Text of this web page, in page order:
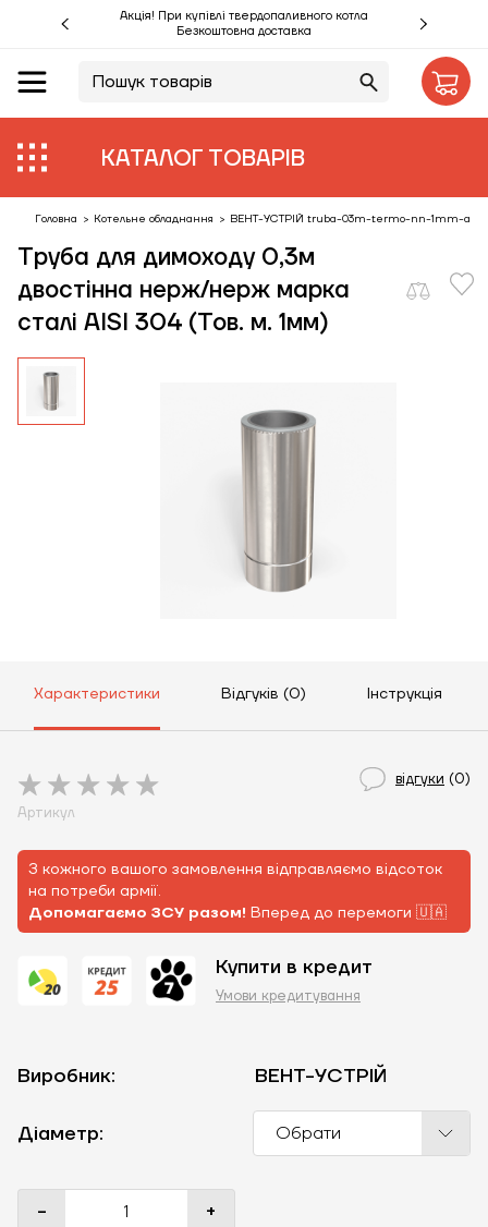
Акція! При купівлі твердопаливного котла
Безкоштовна доставка
КАТАЛОГ ТОВАРІВ
Акції %
Виробники
Об'єкти
Монтаж
Клієнтам
Статті
Контакти
Головна > Котельне обладнання > ВЕНТ-УСТРІЙ truba-03m-termo-nn-1mm-
Труба для димоходу 0,3м
двостінна нерж/нерж марка
сталі AISI 304 (Тов. м. 1мм)
Характеристики Відгуків (0) Інструкція
відгуки (0)
Артикул
З кожного вашого замовлення відправляємо відсоток
на потреби армії.
Допомагаємо ЗСУ разом! Вперед до перемоги 🇺🇦
Купити в кредит
Умови кредитування
Виробник: ВЕНТ-УСТРІЙ
Діаметр: Обрати
- +